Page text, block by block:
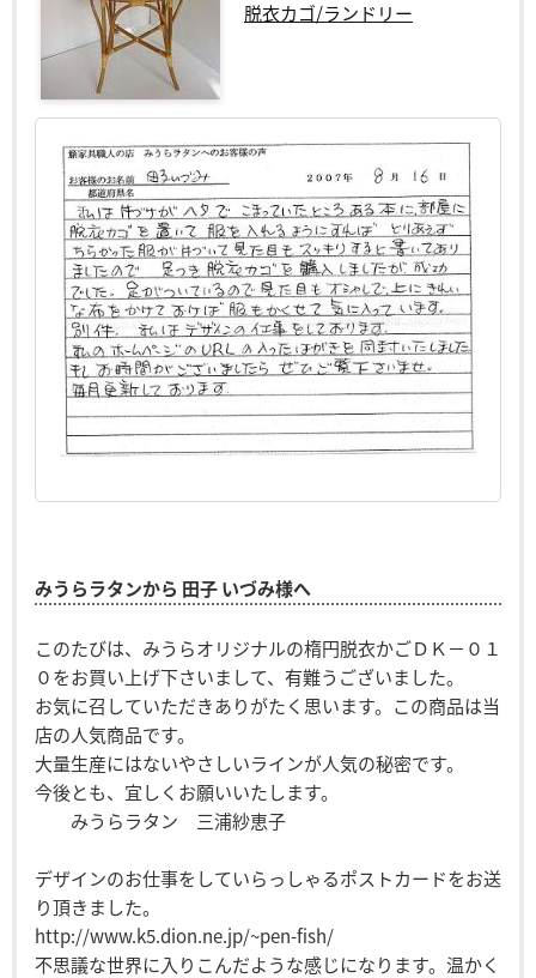
脱衣カゴ/ランドリー
みうらラタンから 田子 いづみ様へ
このたびは、みうらオリジナルの楕円脱衣かごＤＫ－０１
０をお買い上げ下さいまして、有難うございました。
お気に召していただきありがたく思います。この商品は当
店の人気商品です。
大量生産にはないやさしいラインが人気の秘密です。
今後とも、宜しくお願いいたします。
みうらラタン 三浦紗恵子
デザインのお仕事をしていらっしゃるポストカードをお送
り頂きました。
http://www.k5.dion.ne.jp/~pen-fish/
不思議な世界に入りこんだような感じになります。温かく